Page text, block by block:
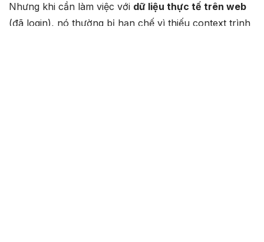
Nhưng khi cần làm việc với dữ liệu thực tế trên web
(đã login), nó thường bị hạn chế vì thiếu context trình